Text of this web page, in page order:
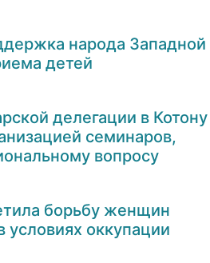
народа Западной
детей
делегации в Котону
семинаров,
вопросу
борьбу женщин
оккупации